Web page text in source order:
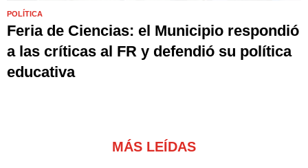
POLÍTICA
Feria de Ciencias: el Municipio respondió
a las críticas al FR y defendió su política
educativa
MÁS LEÍDAS